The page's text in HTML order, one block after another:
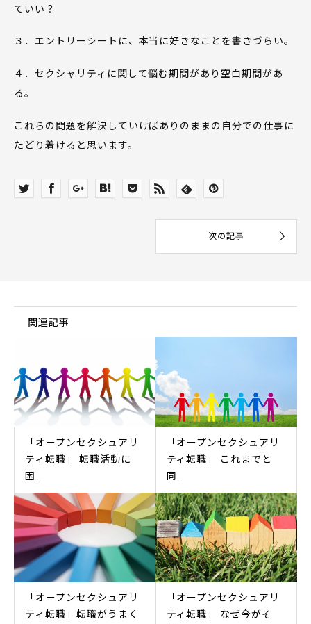
ていい？
３．エントリーシートに、本当に好きなことを書きづらい。
４．セクシャリティに関して悩む期間があり空白期間があ
る。
これらの問題を解決していけばありのままの自分での仕事に
たどり着けると思います。
関連記事
「オープンセクシュアリ
ティ転職」 転職活動に
困...
「オープンセクシュアリ
ティ転職」 これまでと
同...
「オープンセクシュアリ
ティ転職」転職がうまく
「オープンセクシュアリ
ティ転職」 なぜ今がそ